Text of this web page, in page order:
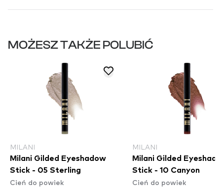
MOŻESZ TAKŻE POLUBIĆ
MILANI
Milani Gilded Eyeshadow
Stick - 05 Sterling
Cień do powiek
MILANI
Milani Gilded
Stick - 10 Canyon
Cień do powiek